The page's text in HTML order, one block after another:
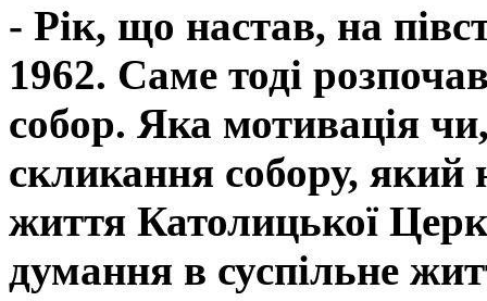
- Рік, що настав, на
1962. Саме тоді
собор. Яка мотивація
скликання собору,
життя Католицької
думання в суспільне